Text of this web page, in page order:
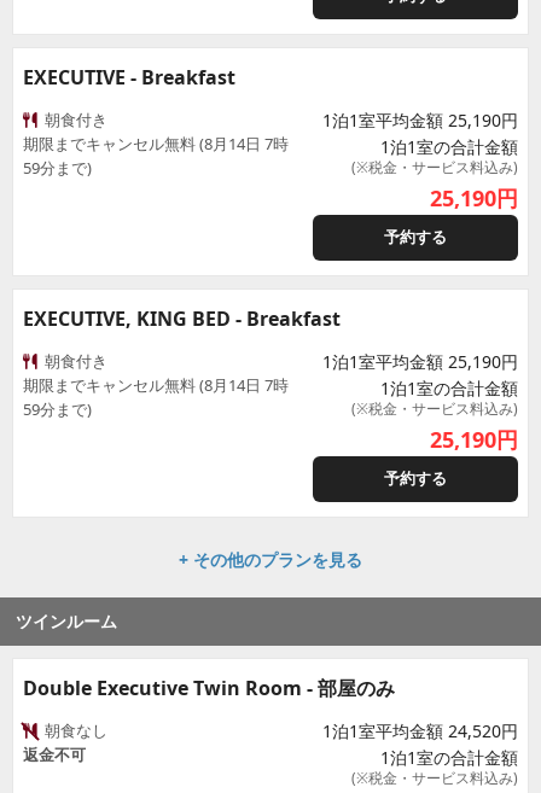
EXECUTIVE - Breakfast
朝食付き
期限までキャンセル無料 (8月14日 7時
59分まで)
1泊1室平均金額 25,190円
1泊1室の合計金額
(※税金・サービス料込み)
25,190円
予約する
EXECUTIVE, KING BED - Breakfast
朝食付き
期限までキャンセル無料 (8月14日 7時
59分まで)
1泊1室平均金額 25,190円
1泊1室の合計金額
(※税金・サービス料込み)
25,190円
予約する
+ その他のプランを見る
ツインルーム
Double Executive Twin Room - 部屋のみ
朝食なし
返金不可
1泊1室平均金額 24,520円
1泊1室の合計金額
(※税金・サービス料込み)